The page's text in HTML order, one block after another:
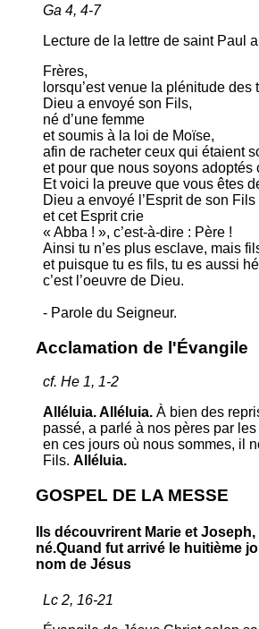
Ga 4, 4-7
Lecture de la lettre de saint Paul
Frères,
lorsqu’est venue la plénitude des
Dieu a envoyé son Fils,
né d’une femme
et soumis à la loi de Moïse,
afin de racheter ceux qui étaient
et pour que nous soyons adoptés
Et voici la preuve que vous êtes
Dieu a envoyé l’Esprit de son
et cet Esprit crie
« Abba ! », c’est-à-dire : Père !
Ainsi tu n’es plus esclave, mais
et puisque tu es fils, tu es aussi
c’est l’oeuvre de Dieu.
- Parole du Seigneur.
Acclamation de l'Évangile
cf. He 1, 1-2
Alléluia. Alléluia. À bien des
passé, a parlé à nos pères par
en ces jours où nous sommes, il
Fils. Alléluia.
GOSPEL DE LA MESSE
Ils découvrirent Marie et
né.Quand fut arrivé le huitième
nom de Jésus
Lc 2, 16-21